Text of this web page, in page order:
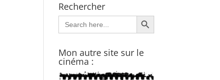
Rechercher
Search
for:
Search Button
Mon autre site sur le
cinéma :